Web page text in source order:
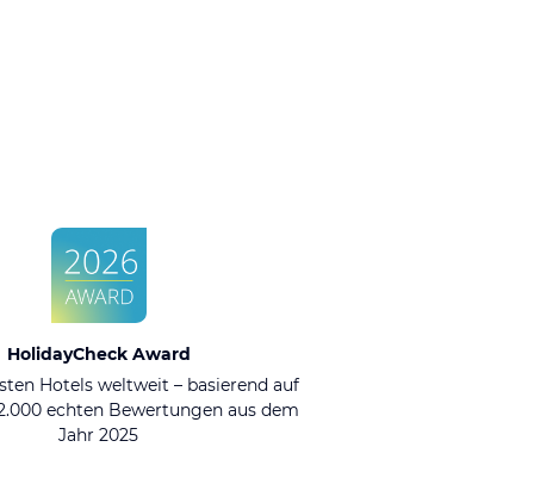
HolidayCheck Award
Hotels weltweit – basierend auf
echten Bewertungen aus dem
Jahr 2025